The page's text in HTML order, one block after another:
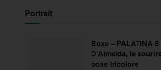
Portrait
Boxe – PALATINA 8
D’Almeida, le
boxe tricolore